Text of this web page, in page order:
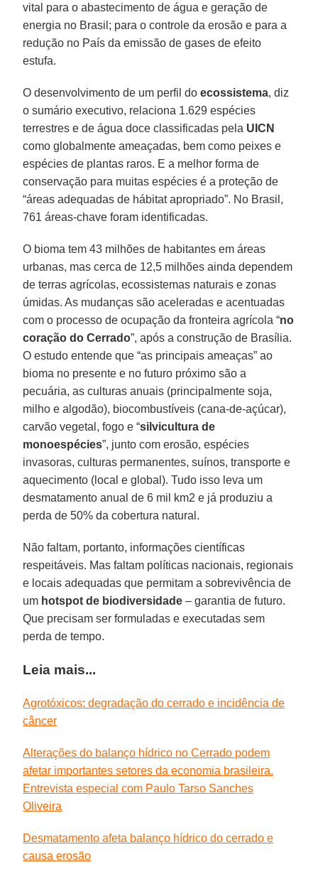
vital para o abastecimento de água e geração de
energia no Brasil; para o controle da erosão e para a
redução no País da emissão de gases de efeito
estufa.
O desenvolvimento de um perfil doecossistema, diz
o sumário executivo, relaciona 1.629 espécies
terrestres e de água doce classificadas pela UICN
como globalmente ameaçadas, bem como peixes e
espécies de plantas raros. E a melhor forma de
conservação para muitas espécies é a proteção de
“áreas adequadas de hábitat apropriado”. No Brasil,
761 áreas-chave foram identificadas.
O bioma tem 43 milhões de habitantes em áreas
urbanas, mas cerca de 12,5 milhões ainda dependem
de terras agrícolas, ecossistemas naturais e zonas
úmidas. As mudanças são aceleradas e acentuadas
com o processo de ocupação da fronteira agrícola “no
coração do Cerrado”, após a construção de Brasília.
O estudo entende que “as principais ameaças” ao
bioma no presente e no futuro próximo são a
pecuária, as culturas anuais (principalmente soja,
milho e algodão), biocombustíveis (cana-de-açúcar),
carvão vegetal, fogo e “silvicultura de
monoespécies”, junto com erosão, espécies
invasoras, culturas permanentes, suínos, transporte e
aquecimento (local e global). Tudo isso leva um
desmatamento anual de 6 mil km2 e já produziu a
perda de 50% da cobertura natural.
Não faltam, portanto, informações científicas
respeitáveis. Mas faltam políticas nacionais, regionais
e locais adequadas que permitam a sobrevivência de
um hotspot de biodiversidade – garantia de futuro.
Que precisam ser formuladas e executadas sem
perda de tempo.
Leia mais...
Agrotóxicos: degradação do cerrado e incidência de
câncer
Alterações do balanço hídrico no Cerrado podem
afetar importantes setores da economia brasileira.
Entrevista especial com Paulo Tarso Sanches
Oliveira
Desmatamento afeta balanço hídrico do cerrado e
causa erosão